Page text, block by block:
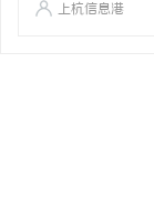
上杭信息港